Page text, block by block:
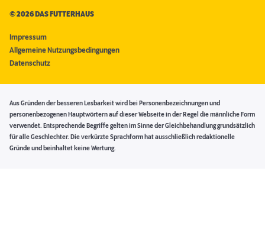
©2026 DAS FUTTERHAUS
Impressum
Allgemeine Nutzungsbedingungen
Datenschutz
Aus Gründen der besseren Lesbarkeit wird bei Personenbezeichnungen und
personenbezogenen Hauptwörtern auf dieser Webseite in der Regel die männliche Form
verwendet. Entsprechende Begriffe gelten im Sinne der Gleichbehandlung grundsätzlich
für alle Geschlechter. Die verkürzte Sprachform hat ausschließlich redaktionelle
Gründe und beinhaltet keine Wertung.